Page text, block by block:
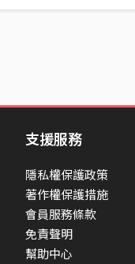
支援服務
隱私權保護政策
著作權保護措施
會員服務條款
免責聲明
幫助中心